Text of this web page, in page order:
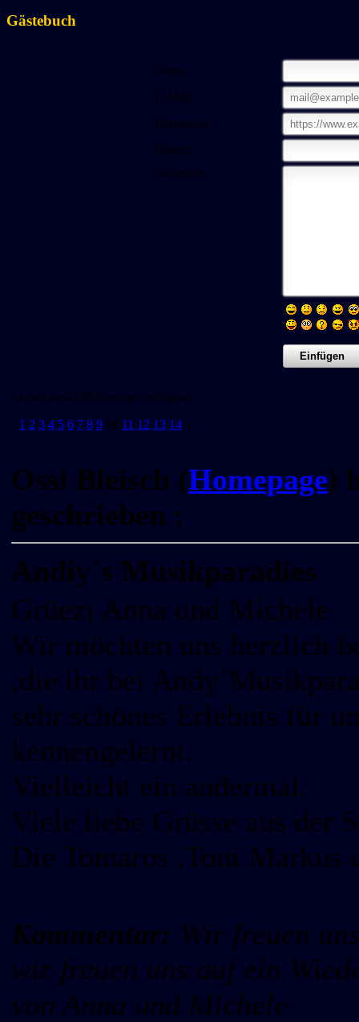
Gästebuch
Name:
E-Mail:
Homepage:
Betreff:
Nachricht:
Aktuell sind 139 Einträge verfügbar.
< 1 2 3 4 5 6 7 8 9 10 11 12 13 14 >
Ossi Bleisch (Homepage)
geschrieben :
Andiy`s Musikparadies
Grüezi Anna und Michele
Wir möchten uns herzlich
,die ihr bei
sehr schönes Erlebnis für
kennengelernt.
Vielleicht ein andermal.
Viele liebe Grüsse aus der
Die Tomaros ,Toni Markus
Kommentar: Wir freuen
wir freuen uns auf ein
von Anna und Michele